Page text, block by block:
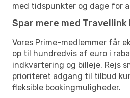
med tidspunkter og dage for
Spar mere med Travellink
Vores Prime-medlemmer får
op til hundredvis af euro i
indkvartering og billeje. Rejs
prioriteret adgang til tilbud
fleksible bookingmuligheder.